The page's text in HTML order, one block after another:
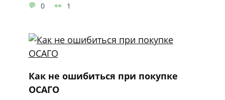
0 1
Как не ошибиться при покупке
ОСАГО